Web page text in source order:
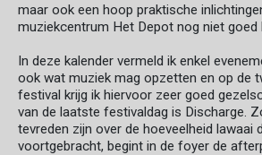
maar ook een hoop praktische
muziekcentrum Het Depot nog niet goed
In deze kalender vermeld ik enkel
ook wat muziek mag opzetten en op de
festival krijg ik hiervoor zeer goed
van de laatste festivaldag is Discharge.
tevreden zijn over de hoeveelheid lawaai
voortgebracht, begint in de foyer de